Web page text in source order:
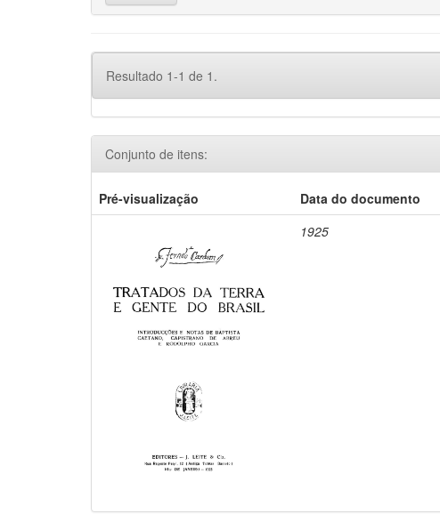
Resultado 1-1 de 1.
Conjunto de itens:
Pré-visualização Data do documento
1925